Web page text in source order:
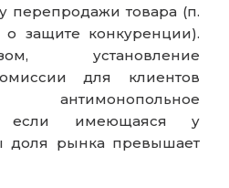
перепродажи товара (п.
о защите конкуренции).
установление
для клиентов
если имеющаяся у
доля рынка превышает